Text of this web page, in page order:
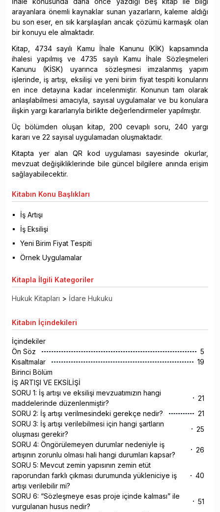
arayanlara önemli kaynaklar sunan yazarların, kaleme aldığı
bu son eser, en sık karşılaşılan ancak çözümü karmaşık olan
bir konuyu ele almaktadır.
Kitap, 4734 sayılı Kamu İhale Kanunu (KİK) kapsamında
ihalesi yapılmış ve 4735 sayılı Kamu İhale Sözleşmeleri
Kanunu (KİSK) uyarınca sözleşmesi imzalanmış yapım
işlerinde, iş artışı, eksilişi ve yeni birim fiyat tespiti konularını
en ince detayına kadar incelenmiştir. Konunun tam olarak
anlaşılabilmesi amacıyla, sayısal uygulamalar ve bu konulara
ilişkin yargı kararlarıyla birlikte değerlendirmeler yapılmıştır.
Üç bölümden oluşan kitap, 200 cevaplı soru, 240 yargı
kararı ve 22 sayısal uygulamadan oluşmaktadır.
Kitapta yer alan QR kod uygulaması sayesinde okurlar,
mevzuat değişikliklerinde bile güncel bilgilere anında erişim
sağlayabilecektir.
Kitabın Konu Başlıkları
İş Artışı
İş Eksilişi
Yeni Birim Fiyat Tespiti
Örnek Uygulamalar
Kitapla İlgili Kategoriler
Hukuk Kitapları > İdare Hukuku
Kitabın İçindekileri
İçindekiler
Ön Söz
5
Kısaltmalar
19
Birinci Bölüm
İŞ ARTIŞI VE EKSİLİŞİ
SORU 1: İş artışı ve eksilişi mevzuatımızın hangi
maddelerinde düzenlenmiştir?
21
SORU 2: İş artışı verilmesindeki gerekçe nedir?
21
SORU 3: İş artışı verilebilmesi için hangi şartların
oluşması gerekir?
25
SORU 4: Öngörülemeyen durumlar nedeniyle iş
artışının zorunlu olması hali hangi durumları kapsar?
26
SORU 5: Mevcut zemin yapısının zemin etüt
raporundan farklı çıkması durumunda yükleniciye iş
artışı verilebilir mi?
40
SORU 6: “Sözleşmeye esas proje içinde kalması” ile
vurgulanan husus nedir?
51